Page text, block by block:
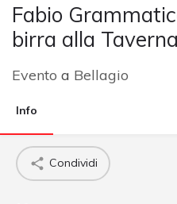
Fabio
birra alla
Evento a Bellagio
Info
Condividi